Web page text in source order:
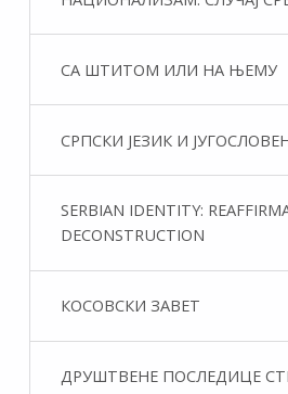
СА ШТИТОМ ИЛИ НА ЊЕМУ
СРПСКИ ЈЕЗИК И
SERBIAN IDENTITY:
DECONSTRUCTION
КОСОВСКИ ЗАВЕТ
ДРУШТВЕНЕ ПОСЛЕДИЦЕ